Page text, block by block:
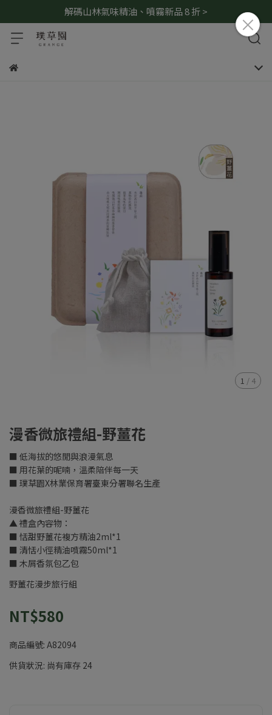
解碼山林氣味精油、噴霧新品 8 折 >
1 / 4
漫香微旅禮組-野薑花
■ 低海拔的悠閒與浪漫氣息
■ 用花葉的呢喃，溫柔陪伴每一天
■ 璞草園X林業保育署臺東分署聯名生產
漫香微旅禮組-野薑花
▲ 禮盒內容物：
■ 恬甜野薑花複方精油2ml*1
■ 清恬小徑精油噴霧50ml*1
■ 木屑香氛包乙包
野薑花漫步旅行組
NT$580
商品編號: A82094
供貨狀況: 尚有庫存 24